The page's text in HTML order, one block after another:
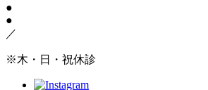
●
●
／
※木・日・祝休診